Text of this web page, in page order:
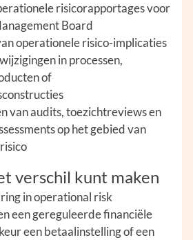
risicorapportages voor
Board
operationele risico-implicaties
in processen,
of
van audits, toezichtreviews en
op het gebied van
verschil kunt maken
in operational risk
een gereguleerde financiële
een betaalinstelling of een